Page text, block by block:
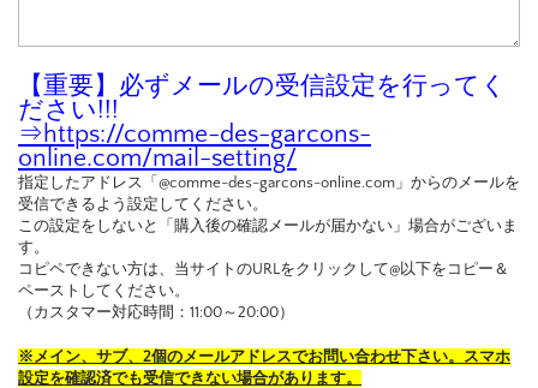
【重要】必ずメールの受信設定を行ってく
ださい!!!
⇒https://comme-des-garcons-
online.com/mail-setting/
指定したアドレス「@comme-des-garcons-online.com」からのメールを
受信できるよう設定してください。
この設定をしないと「購入後の確認メールが届かない」場合がございま
す。
コピペできない方は、当サイトのURLをクリックして@以下をコピー＆
ペーストしてください。
（カスタマー対応時間：11:00～20:00）
※メイン、サブ、2個のメールアドレスでお問い合わせ下さい。スマホ
設定を確認済でも受信できない場合があります。